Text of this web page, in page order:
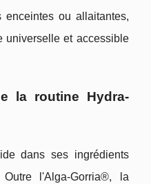
ou allaitantes,
universelle et accessible
la routine Hydra-
dans ses ingrédients
Outre l'Alga-Gorria®, la